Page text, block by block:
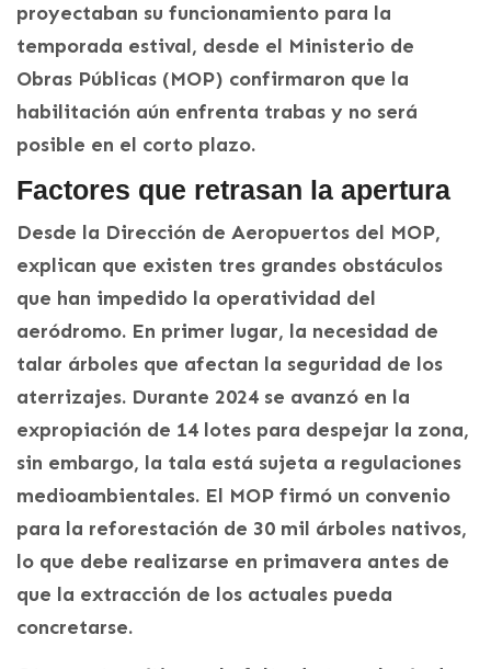
proyectaban su funcionamiento para la
temporada estival, desde el Ministerio de
Obras Públicas (MOP) confirmaron que la
habilitación aún enfrenta trabas y no será
posible en el corto plazo.
Factores que retrasan la apertura
Desde la Dirección de Aeropuertos del MOP,
explican que existen tres grandes obstáculos
que han impedido la operatividad del
aeródromo. En primer lugar, la necesidad de
talar árboles que afectan la seguridad de los
aterrizajes. Durante 2024 se avanzó en la
expropiación de 14 lotes para despejar la zona,
sin embargo, la tala está sujeta a regulaciones
medioambientales. El MOP firmó un convenio
para la reforestación de 30 mil árboles nativos,
lo que debe realizarse en primavera antes de
que la extracción de los actuales pueda
concretarse.